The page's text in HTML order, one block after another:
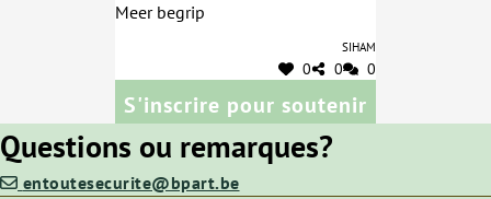
Meer begrip
Siham
0 0 0
S'inscrire pour soutenir
Questions ou remarques?
entoutesecurite@bpart.be